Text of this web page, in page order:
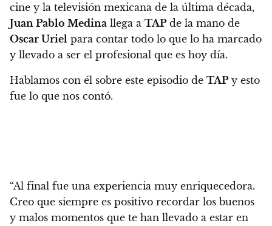
cine y la televisión mexicana de la última década,
Juan Pablo Medina llega a TAPde la mano de
Oscar Uriel para contar todo lo que lo ha marcado
y llevado a ser el profesional que es hoy día.
Hablamos con él sobre este episodio de TAPy esto
fue lo que nos contó.
“Al final fue una experiencia muy enriquecedora.
Creo que siempre es positivo recordar los buenos
y malos momentos que te han llevado a estar en